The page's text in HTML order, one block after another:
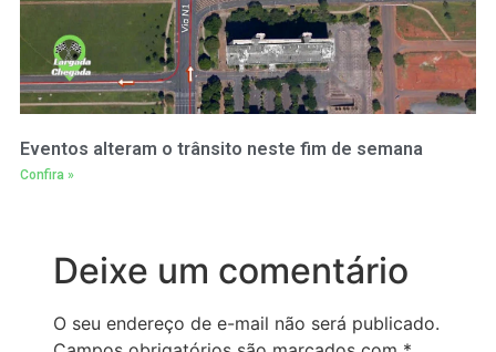
Eventos alteram o trânsito neste fim de semana
Confira »
Deixe um comentário
O seu endereço de e-mail não será publicado.